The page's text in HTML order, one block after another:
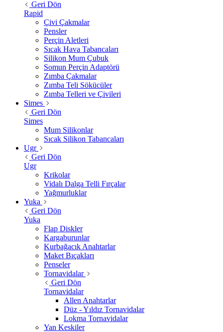
Geri Dön
Rapid
Çivi Çakmalar
Pensler
Perçin Aletleri
Sıcak Hava Tabancaları
Silikon Mum Çubuk
Somun Perçin Adaptörü
Zımba Çakmalar
Zımba Teli Sökücüler
Zımba Telleri ve Çivileri
Simes
Geri Dön
Simes
Mum Silikonlar
Sıcak Silikon Tabancaları
Ugr
Geri Dön
Ugr
Krikolar
Vidalı Dalga Telli Fırçalar
Yağmurluklar
Yuka
Geri Dön
Yuka
Flap Diskler
Kargaburunlar
Kurbağacık Anahtarlar
Maket Bıçakları
Penseler
Tornavidalar
Geri Dön
Tornavidalar
Allen Anahtarlar
Düz - Yıldız Tornavidalar
Lokma Tornavidalar
Yan Keskiler